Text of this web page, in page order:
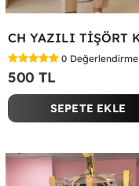
0 Değerlendirme
500 TL
SEPETE EKLE